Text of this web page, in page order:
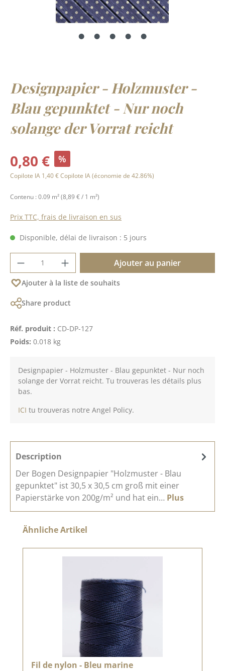
Designpapier - Holzmuster -
Blau gepunktet - Nur noch
solange der Vorrat reicht
Prix de vente :
0,80 € %
Copilote IA Prix régulier :
1,40 €Copilote IA(économie de 42.86%)
Contenu : 0.09 m²(8,89 € / 1 m²)
Prix TTC, frais de livraison en sus
Disponible, délai de livraison : 5 jours
Quantité de produit : Entrez la quantité
Ajouter au panier
Ajouter à la liste de souhaits
Share product
Réf. produit : CD-DP-127
Poids: 0.018 kg
Designpapier - Holzmuster - Blau gepunktet - Nur noch
solange der Vorrat reicht. Tu trouveras les détails plus
bas.
ICI tu trouveras notre Angel Policy.
Description
Der Bogen Designpapier "Holzmuster - Blau
gepunktet" ist 30,5 x 30,5 cm groß mit einer
Papierstärke von 200g/m² und hat ein… Plus
Ignorer la galerie de produits
Ähnliche Artikel
Fil de nylon - Bleu marine